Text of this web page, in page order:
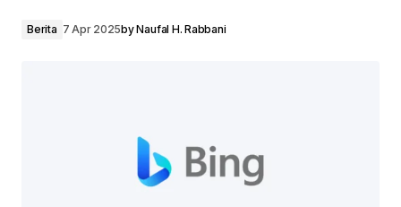
Berita 7 Apr 2025byNaufal H. Rabbani